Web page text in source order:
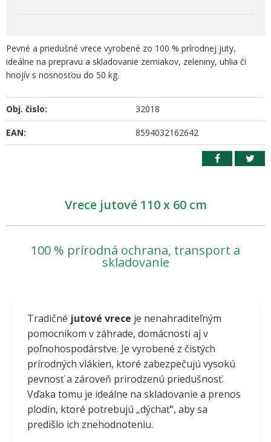
Pevné a priedušné vrece vyrobené zo 100 % prírodnej juty,
ideálne na prepravu a skladovanie zemiakov, zeleniny, uhlia či
hnojív s nosnosťou do 50 kg.
Obj. čislo: 32018
EAN: 8594032162642
Vrece jutové 110 x 60 cm
100 % prírodná ochrana, transport a
skladovanie
Tradičné jutové vrece je nenahraditeľným
pomocníkom v záhrade, domácnosti aj v
poľnohospodárstve. Je vyrobené z čistých
prírodných vlákien, ktoré zabezpečujú vysokú
pevnosť a zároveň prirodzenú priedušnosť.
Vďaka tomu je ideálne na skladovanie a prenos
plodín, ktoré potrebujú „dýchať“, aby sa
predišlo ich znehodnoteniu.